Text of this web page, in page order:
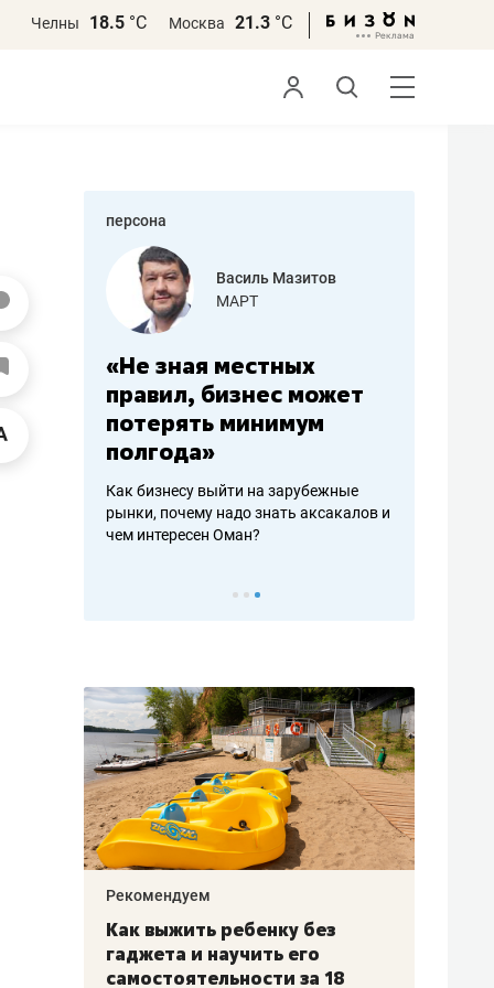
Челны 18.5 °С Москва 21.3 °С
персона
работа
Василь Мазитов
МАРТ
«Не зная местных
правил, бизнес может
потерять минимум
полгода»
Как бизнесу выйти на зарубежные
рынки, почему надо знать аксакалов и
чем интересен Оман?
Рекомендуем
Как выжить ребенку без
гаджета и научить его
самостоятельности за 18